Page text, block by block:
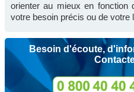
orienter au mieux en fonction
votre besoin précis ou de votre
Besoin d'écoute,